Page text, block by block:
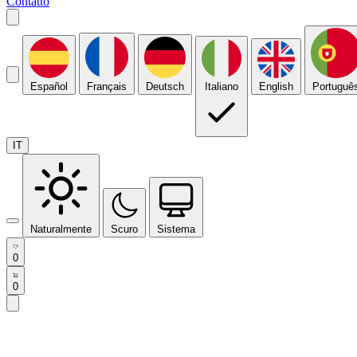
Español Français Deutsch Italiano English
IT
Naturalmente Scuro Sistema
0
0